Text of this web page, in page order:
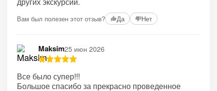
Вам был полезен этот отзыв? Да Нет
Maksim25 июн 2026
Все было супер!!!
Большое спасибо за прекрасно проведенное